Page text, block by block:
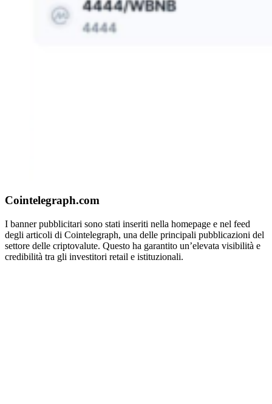
Cointelegraph.com
I banner pubblicitari sono stati inseriti nella homepage e nel feed
degli articoli di Cointelegraph, una delle principali pubblicazioni del
settore delle criptovalute. Questo ha garantito un’elevata visibilità e
credibilità tra gli investitori retail e istituzionali.